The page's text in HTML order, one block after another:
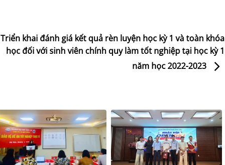
Triển khai đánh giá kết quả rèn luyện học kỳ 1 và toàn khóa
học đối với sinh viên chính quy làm tốt nghiệp tại học kỳ 1
năm học 2022-2023